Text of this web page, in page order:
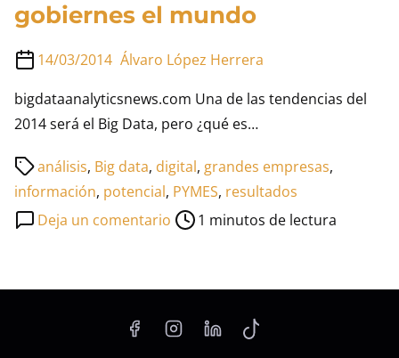
gobiernes el mundo
14/03/2014 Álvaro López Herrera
bigdataanalyticsnews.com Una de las tendencias del
2014 será el Big Data, pero ¿qué es…
análisis, Big data, digital, grandes empresas,
información, potencial, PYMES, resultados
Deja un comentario en
harán
que
gobiernes
Tiempo
de
lectura
entrada
1 minutos de lectura